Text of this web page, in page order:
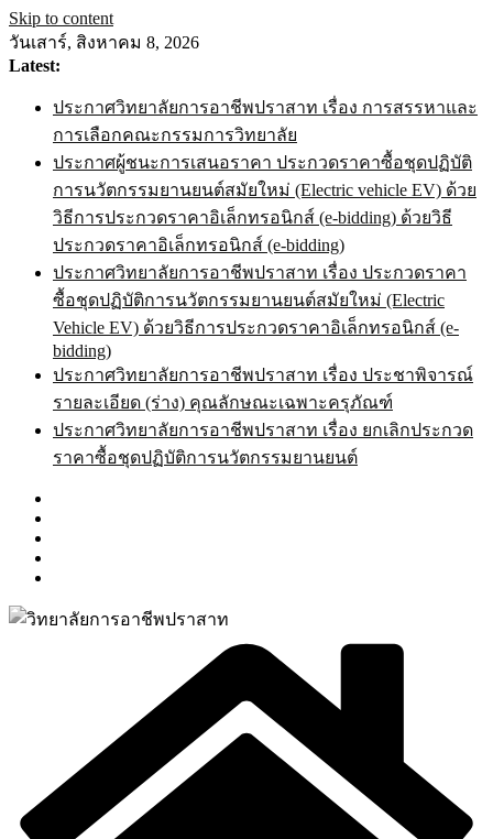
Skip to content
วันเสาร์, สิงหาคม 8, 2026
Latest:
ประกาศวิทยาลัยการอาชีพปราสาท เรื่อง การสรรหาและ
การเลือกคณะกรรมการวิทยาลัย
ประกาศผู้ชนะการเสนอราคา ประกวดราคาซื้อชุดปฏิบัติ
การนวัตกรรมยานยนต์สมัยใหม่ (Electric vehicle EV) ด้วย
วิธีการประกวดราคาอิเล็กทรอนิกส์ (e-bidding) ด้วยวิธี
ประกวดราคาอิเล็กทรอนิกส์ (e-bidding)
ประกาศวิทยาลัยการอาชีพปราสาท เรื่อง ประกวดราคา
ซื้อชุดปฏิบัติการนวัตกรรมยานยนต์สมัยใหม่ (Electric
Vehicle EV) ด้วยวิธีการประกวดราคาอิเล็กทรอนิกส์ (e-
bidding)
ประกาศวิทยาลัยการอาชีพปราสาท เรื่อง ประชาพิจารณ์
รายละเอียด (ร่าง) คุณลักษณะเฉพาะครุภัณฑ์
ประกาศวิทยาลัยการอาชีพปราสาท เรื่อง ยกเลิกประกวด
ราคาซื้อชุดปฏิบัติการนวัตกรรมยานยนต์